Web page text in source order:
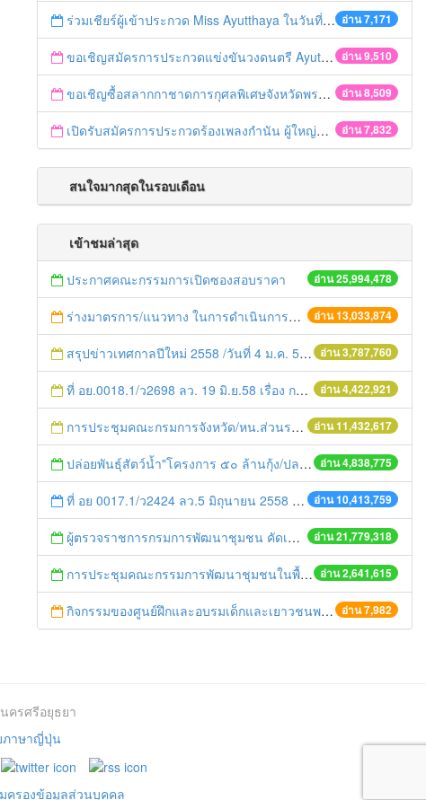
อ่าน 7,171
ร่วมเชียร์ผู้เข้าประกวด Miss Ayutthaya ในวันที่ 15 ธันวาคม 2560
อ่าน 9,510
ขอเชิญสมัครการประกวดแข่งขันวงดนตรี Ayutthaya battle of the bands
อ่าน 8,509
ขอเชิญซื้อสลากกาชาดการกุศลพิเศษจังหวัดพระนครศรีอยุธยา 2560
อ่าน 7,832
เปิดรับสมัครการประกวดร้องเพลงกำนัน ผู้ใหญ่บ้าน ฯลฯ
สนใจมากสุดในรอบเดือน
เข้าชมล่าสุด
อ่าน 25,994,478
ประกาศคณะกรรมการเปิดซองสอบราคา
อ่าน 13,033,874
ร่างมาตรการ/แนวทาง ในการดำเนินการประกอบการตรวจราชการแบบบูรณาการ
อ่าน 3,787,760
สรุปข่าวเทศกาลปีใหม่ 2558 /วันที่ 4 ม.ค. 58
อ่าน 4,422,921
ที่ อย.0018.1/ว2698 ลว. 19 มิ.ย.58 เรื่อง การแก้ไขปัญหาหนี้สินให้แก่เกษตรกร
อ่าน 11,432,617
การประชุมคณะกรมการจังหวัด/หน.ส่วนราชการประจำเดือน มิถุนายน 2558
อ่าน 4,838,775
ปล่อยพันธุ์สัตว์น้ำ"โครงการ ๕๐ ล้านกุ้ง/ปลา ฟื้นชีวิตใหม่ให้เจ้าพระยา
อ่าน 10,413,759
ที่ อย 0017.1/ว2424 ลว.5 มิถุนายน 2558 เรื่อง แจ้งกำหนดตรวจประเมินและให้คะแนนหน่วยงานที่สมัครเข้าร่วมโครงการพัฒนาหน่วยงานต้นแบบในการจัดตั้งศูนย์ข้อมูลข่าวสารของราชการฯ ประจำปีงบประมาณ พ.ศ. 2558
อ่าน 21,779,318
ผู้ตรวจราชการกรมการพัฒนาชุมชน คัดเลือกข้าราชการและลูกจ้างดีเด่น และหน่วยงานพัฒนาชุมชนใสสะอาด ประจำปี ๒๕๕๔
อ่าน 2,641,615
การประชุมคณะกรรมการพัฒนาชุมชนในพื้นที่รอบโรงไฟฟ้า (คพรฟ.) ครั้งที่ 2/2558 กองทุนพัฒนาไฟฟ้าบริษัท โรจนะเพาเวอร์ จำกัด
อ่าน 7,982
กิจกรรมของศูนย์ฝึกและอบรมเด็กและเยาวชนพระนครศรีอยุธยา
ครศรีอยุธยา
ภาษาญี่ปุ่น
ครองข้อมูลส่วนบุคคล